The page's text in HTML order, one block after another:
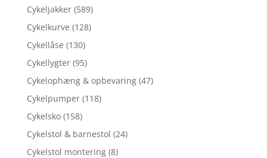
Cykeljakker (589)
Cykelkurve (128)
Cykellåse (130)
Cykellygter (95)
Cykelophæng & opbevaring (47)
Cykelpumper (118)
Cykelsko (158)
Cykelstol & barnestol (24)
Cykelstol montering (8)